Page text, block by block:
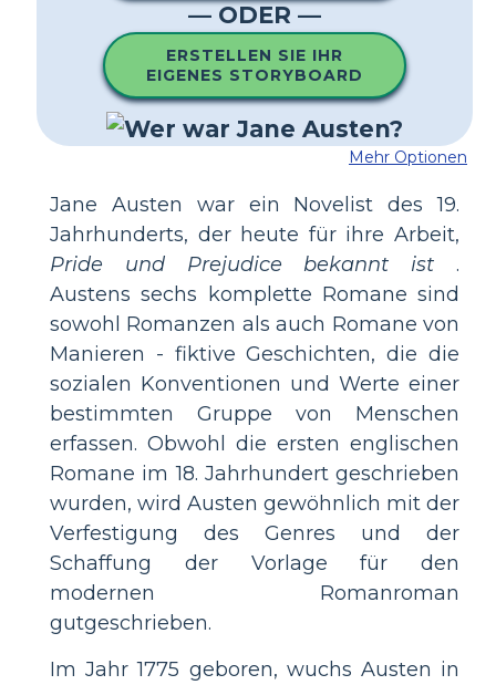
— ODER —
ERSTELLEN SIE IHR
EIGENES STORYBOARD
Mehr Optionen
Jane Austen war ein Novelist des 19.
Jahrhunderts, der heute für ihre Arbeit,
Pride und Prejudice bekannt ist .
Austens sechs komplette Romane sind
sowohl Romanzen als auch Romane von
Manieren - fiktive Geschichten, die die
sozialen Konventionen und Werte einer
bestimmten Gruppe von Menschen
erfassen. Obwohl die ersten englischen
Romane im 18. Jahrhundert geschrieben
wurden, wird Austen gewöhnlich mit der
Verfestigung des Genres und der
Schaffung der Vorlage für den
modernen Romanroman
gutgeschrieben.
Im Jahr 1775 geboren, wuchs Austen in